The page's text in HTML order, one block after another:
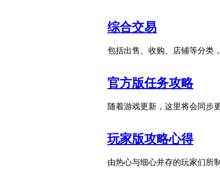
综合交易
包括出售、收购、店铺等分类
官方版任务攻略
随着游戏更新，这里将会同步
玩家版攻略心得
由热心与细心并存的玩家们所